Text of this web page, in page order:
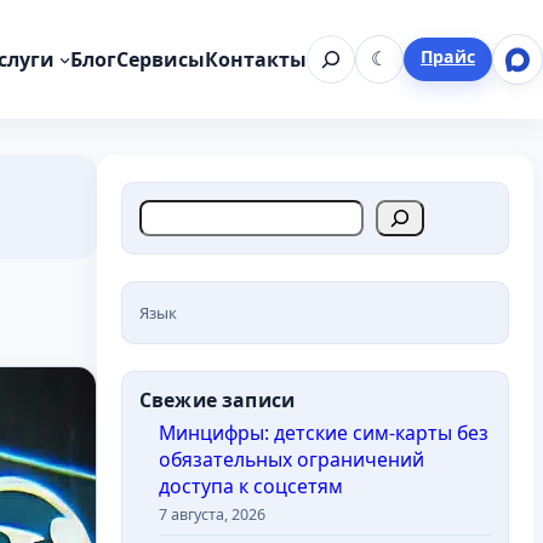
БлогСервисыКонтактыПоиск ☾ Прайс
П
и
с
к
Язык
Свежие записи
Минцифры: детские сим-карты без
обязательных ограничений
доступа к соцсетям
7 августа, 2026